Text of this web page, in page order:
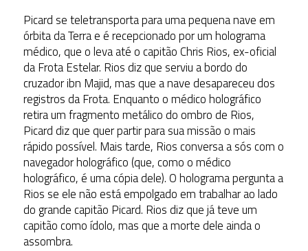
Picard se teletransporta para uma pequena nave em
órbita da Terra e é recepcionado por um holograma
médico, que o leva até o capitão Chris Rios, ex-oficial
da Frota Estelar. Rios diz que serviu a bordo do
cruzador ibn Majid, mas que a nave desapareceu dos
registros da Frota. Enquanto o médico holográfico
retira um fragmento metálico do ombro de Rios,
Picard diz que quer partir para sua missão o mais
rápido possível. Mais tarde, Rios conversa a sós com o
navegador holográfico (que, como o médico
holográfico, é uma cópia dele). O holograma pergunta a
Rios se ele não está empolgado em trabalhar ao lado
do grande capitão Picard. Rios diz que já teve um
capitão como ídolo, mas que a morte dele ainda o
assombra.